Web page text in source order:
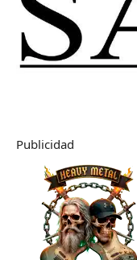
Publicidad